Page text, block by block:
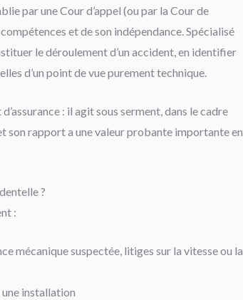
par une Cour d’appel (ou par la Cour de
et de son indépendance. Spécialisé
le déroulement d’un accident, en identifier
d’un point de vue purement technique.
: il agit sous serment, dans le cadre
son rapport a une valeur probante importante en
?
:
mécanique suspectée, litiges sur la vitesse ou la
installation